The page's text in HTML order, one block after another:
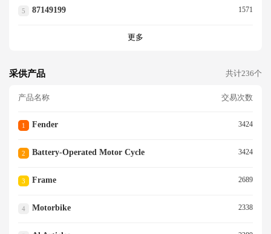
5 87149199 1571
更多
采供产品 共计236个
产品名称 交易次数
1 Fender 3424
2 Battery-Operated Motor Cycle 3424
3 Frame 2689
4 Motorbike 2338